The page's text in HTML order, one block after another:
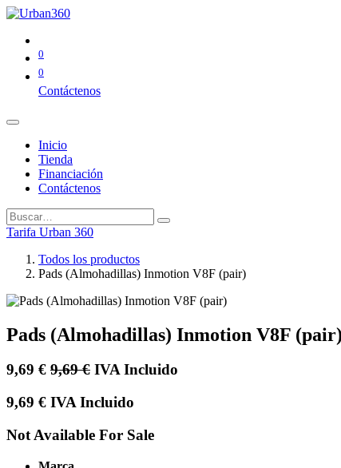
0
0
Contáctenos
Inicio
Tienda
Financiación
Contáctenos
Tarifa Urban 360
Todos los productos
Pads (Almohadillas) Inmotion V8F (pair)
Pads (Almohadillas) Inmotion V8F (pair)
9,69 € 9,69€ IVA Incluido
9,69 € IVA Incluido
Not Available For Sale